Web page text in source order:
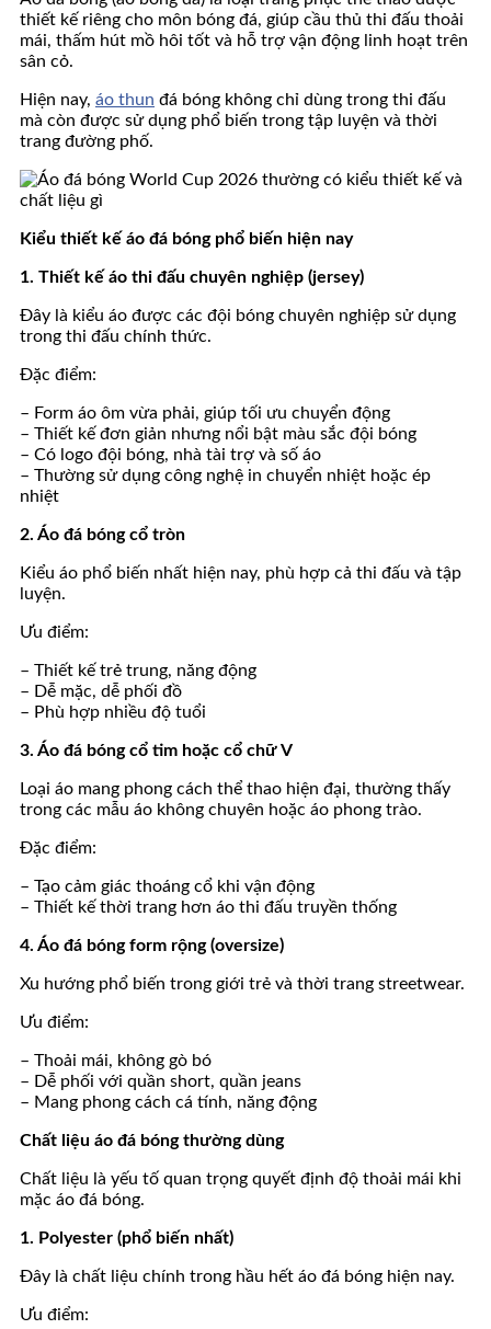
thiết kế riêng cho môn bóng đá, giúp cầu thủ thi đấu thoải
mái, thấm hút mồ hôi tốt và hỗ trợ vận động linh hoạt trên
sân cỏ.
Hiện nay, áo thun đá bóng không chỉ dùng trong thi đấu
mà còn được sử dụng phổ biến trong tập luyện và thời
trang đường phố.
Kiểu thiết kế áo đá bóng phổ biến hiện nay
1. Thiết kế áo thi đấu chuyên nghiệp (jersey)
Đây là kiểu áo được các đội bóng chuyên nghiệp sử dụng
trong thi đấu chính thức.
Đặc điểm:
– Form áo ôm vừa phải, giúp tối ưu chuyển động
– Thiết kế đơn giản nhưng nổi bật màu sắc đội bóng
– Có logo đội bóng, nhà tài trợ và số áo
– Thường sử dụng công nghệ in chuyển nhiệt hoặc ép
nhiệt
2. Áo đá bóng cổ tròn
Kiểu áo phổ biến nhất hiện nay, phù hợp cả thi đấu và tập
luyện.
Ưu điểm:
– Thiết kế trẻ trung, năng động
– Dễ mặc, dễ phối đồ
– Phù hợp nhiều độ tuổi
3. Áo đá bóng cổ tim hoặc cổ chữ V
Loại áo mang phong cách thể thao hiện đại, thường thấy
trong các mẫu áo không chuyên hoặc áo phong trào.
Đặc điểm:
– Tạo cảm giác thoáng cổ khi vận động
– Thiết kế thời trang hơn áo thi đấu truyền thống
4. Áo đá bóng form rộng (oversize)
Xu hướng phổ biến trong giới trẻ và thời trang streetwear.
Ưu điểm:
– Thoải mái, không gò bó
– Dễ phối với quần short, quần jeans
– Mang phong cách cá tính, năng động
Chất liệu áo đá bóng thường dùng
Chất liệu là yếu tố quan trọng quyết định độ thoải mái khi
mặc áo đá bóng.
1. Polyester (phổ biến nhất)
Đây là chất liệu chính trong hầu hết áo đá bóng hiện nay.
Ưu điểm: